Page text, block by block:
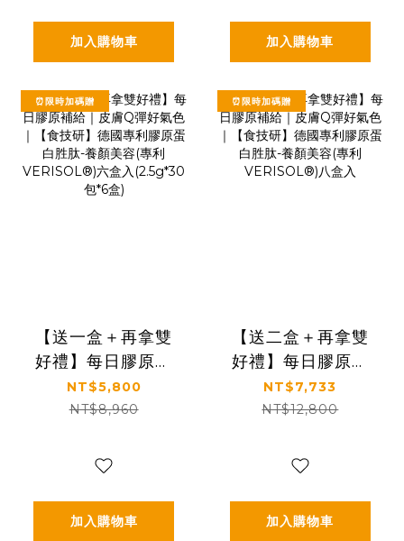
入
加入購物車
入
加入購物車
⏰限時加碼贈
【送一盒＋再拿雙
好禮】每日膠原補
給｜皮膚Q彈好氣色
｜【食技研】德國
養顏美容(專利
(2.5g*30包*6盒)
NT$5,800
NT$8,960
加入購物車
⏰限時加碼贈
【送二盒＋再拿雙
好禮】每日膠原補
給｜皮膚Q彈好氣色
｜【食技研】德國
養顏美容(專利
NT$7,733
NT$12,800
加入購物車